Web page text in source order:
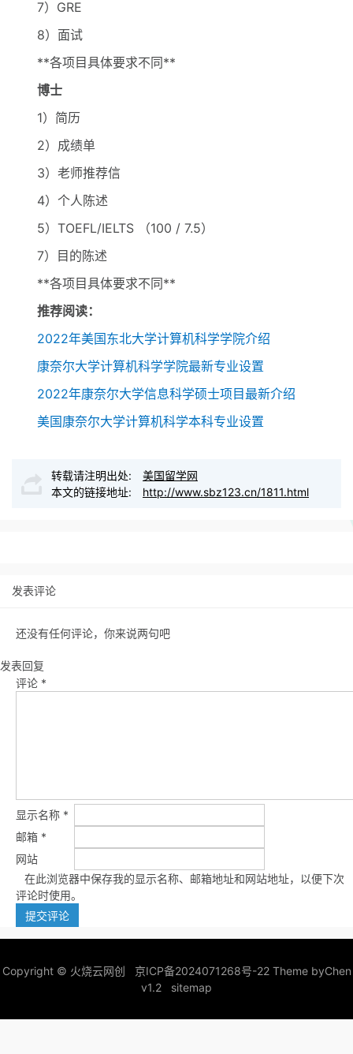
7）GRE
8）面试
**各项目具体要求不同**
博士
1）简历
2）成绩单
3）老师推荐信
4）个人陈述
5）TOEFL/IELTS （100 / 7.5）
7）目的陈述
**各项目具体要求不同**
推荐阅读：
2022年美国东北大学计算机科学学院介绍
康奈尔大学计算机科学学院最新专业设置
2022年康奈尔大学信息科学硕士项目最新介绍
美国康奈尔大学计算机科学本科专业设置
转载请注明出处:
美国留学网
本文的链接地址:
http://www.sbz123.cn/1811.html
发表评论
还没有任何评论，你来说两句吧
发表回复
评论 *
显示名称 *
邮箱 *
网站
在此浏览器中保存我的显示名称、邮箱地址和网站地址，以便下次
评论时使用。
Copyright © 火烧云网创 京ICP备2024071268号-22Theme byChen
v1.2
sitemap